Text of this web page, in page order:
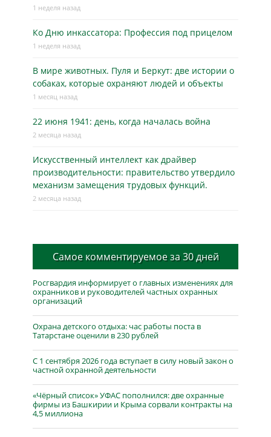
1 неделя назад
Ко Дню инкассатора: Профессия под прицелом
1 неделя назад
В мире животных. Пуля и Беркут: две истории о
собаках, которые охраняют людей и объекты
1 месяц назад
22 июня 1941: день, когда началась война
2 месяца назад
Искусственный интеллект как драйвер
производительности: правительство утвердило
механизм замещения трудовых функций.
2 месяца назад
Самое комментируемое за 30 дней
Росгвардия информирует о главных изменениях для
охранников и руководителей частных охранных
организаций
Охрана детского отдыха: час работы поста в
Татарстане оценили в 230 рублей
С 1 сентября 2026 года вступает в силу новый закон о
частной охранной деятельности
«Чёрный список» УФАС пополнился: две охранные
фирмы из Башкирии и Крыма сорвали контракты на
4,5 миллиона